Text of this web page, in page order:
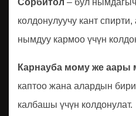
Сорбитол – бул нымдагыч
колдонулуучу кант
нымдуу кармоо үчүн
Карнауба мому же аары
каптоо жана алардын
калбашы үчүн колдонулат.